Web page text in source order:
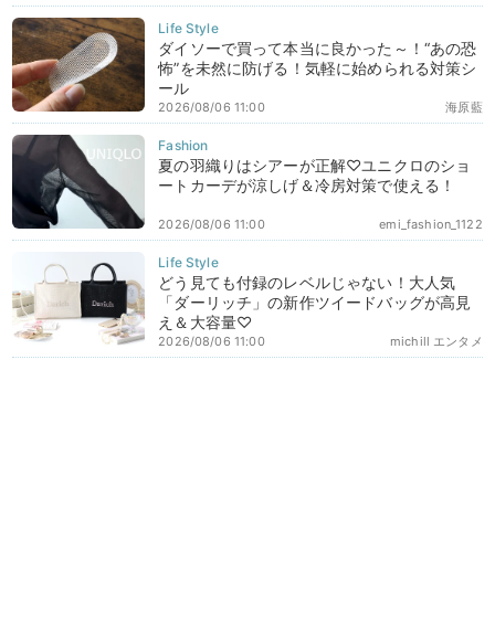
ダイソーで買って本当に良かった～！“あの恐
怖”を未然に防げる！気軽に始められる対策シ
ール
海原藍
2026/08/06 11:00
夏の羽織りはシアーが正解♡ユニクロのショ
ートカーデが涼しげ＆冷房対策で使える！
emi_fashion_1122
2026/08/06 11:00
どう見ても付録のレベルじゃない！大人気
「ダーリッチ」の新作ツイードバッグが高見
え＆大容量♡
michill エンタメ
2026/08/06 11:00